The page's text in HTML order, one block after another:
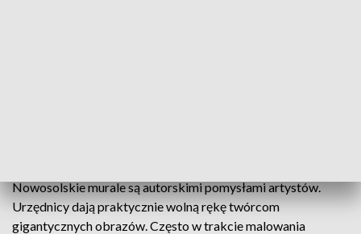
Nowosolskie murale są autorskimi pomysłami artystów.
Urzędnicy dają praktycznie wolną rękę twórcom
gigantycznych obrazów. Często w trakcie malowania